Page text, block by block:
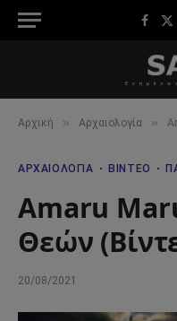
X
Αρχική » Αρχαιολογία »
ΑΡΧΑΙΟΛΟΓΊΑ ΒΊΝΤΕΟ
Amaru
Θεών
20/08/2021